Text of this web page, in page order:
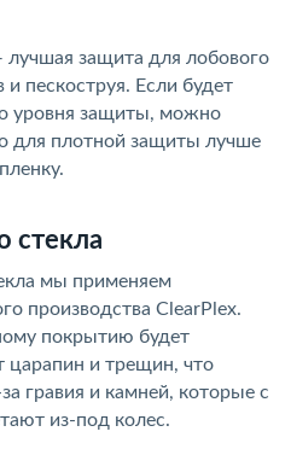
лучшая защита для лобового
и пескоструя. Если будет
уровня защиты, можно
для плотной защиты лучше
стекла
мы применяем
производства ClearPlex.
покрытию будет
царапин и трещин, что
гравия и камней, которые с
из-под колес.